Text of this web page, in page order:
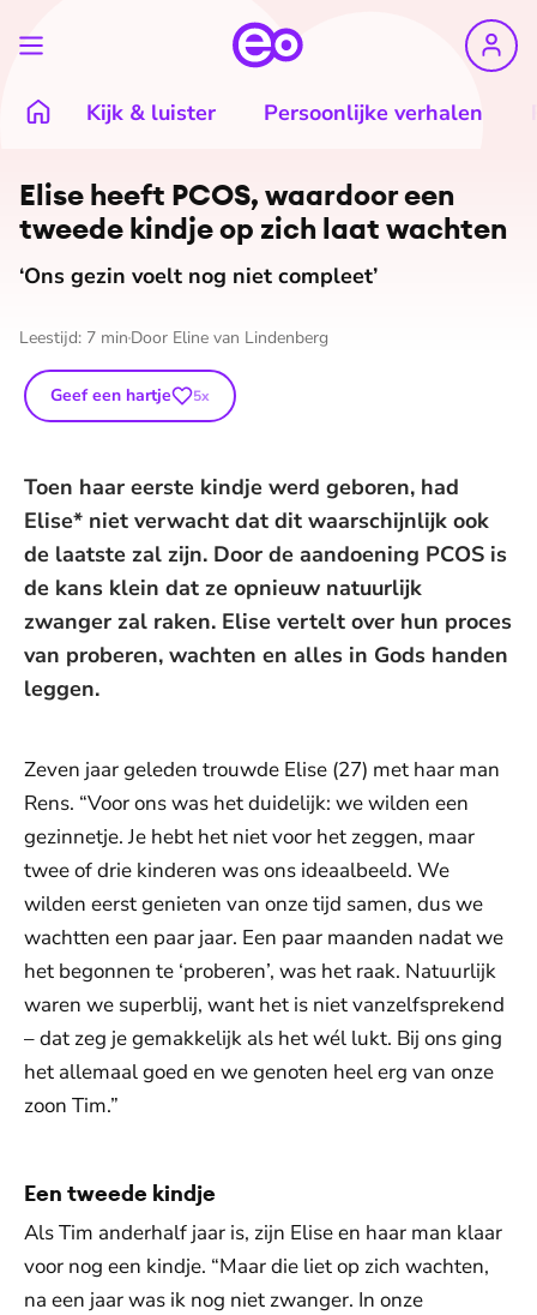
Kijk & luister Persoonlijke verhalen
Elise heeft PCOS, waardoor een
tweede kindje op zich laat wachten
‘Ons gezin voelt nog niet compleet’
Leestijd: 7 min Door Eline van Lindenberg
Geef een hartje 5x
Toen haar eerste kindje werd geboren, had
Elise* niet verwacht dat dit waarschijnlijk ook
de laatste zal zijn. Door de aandoening PCOS is
de kans klein dat ze opnieuw natuurlijk
zwanger zal raken. Elise vertelt over hun proces
van proberen, wachten en alles in Gods handen
leggen.
Zeven jaar geleden trouwde Elise (27) met haar man
Rens. “Voor ons was het duidelijk: we wilden een
gezinnetje. Je hebt het niet voor het zeggen, maar
twee of drie kinderen was ons ideaalbeeld. We
wilden eerst genieten van onze tijd samen, dus we
wachtten een paar jaar. Een paar maanden nadat we
het begonnen te ‘proberen’, was het raak. Natuurlijk
waren we superblij, want het is niet vanzelfsprekend
– dat zeg je gemakkelijk als het wél lukt. Bij ons ging
het allemaal goed en we genoten heel erg van onze
zoon Tim.”
Een tweede kindje
Als Tim anderhalf jaar is, zijn Elise en haar man klaar
voor nog een kindje. “Maar die liet op zich wachten,
na een jaar was ik nog niet zwanger. In onze